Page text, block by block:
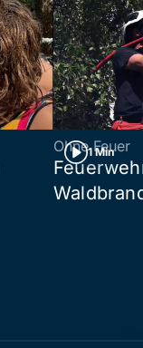
1 Min
Ohne Feuer